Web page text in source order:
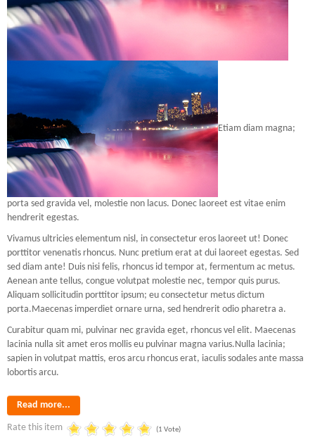
Etiam diam magna;
porta sed gravida vel, molestie non lacus. Donec laoreet est vitae enim
hendrerit egestas.
Vivamus ultricies elementum nisl, in consectetur eros laoreet ut! Donec
porttitor venenatis rhoncus. Nunc pretium erat at dui laoreet egestas. Sed
sed diam ante! Duis nisi felis, rhoncus id tempor at, fermentum ac metus.
Aenean ante tellus, congue volutpat molestie nec, tempor quis purus.
Aliquam sollicitudin porttitor ipsum; eu consectetur metus dictum
porta.Maecenas imperdiet ornare urna, sed hendrerit odio pharetra a.
Curabitur quam mi, pulvinar nec gravida eget, rhoncus vel elit. Maecenas
lacinia nulla sit amet eros mollis eu pulvinar magna varius.Nulla lacinia;
sapien in volutpat mattis, eros arcu rhoncus erat, iaculis sodales ante massa
lobortis arcu.
Read more...
Rate this item (1 Vote)